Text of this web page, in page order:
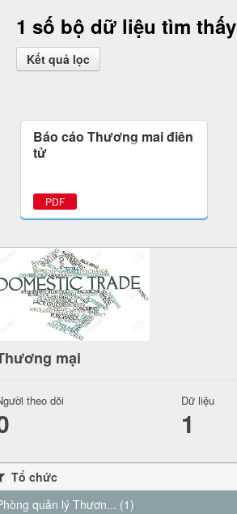
1 số bộ dữ liệu tìm thấy
Kết quả lọc
Báo cáo Thương mại điện
tử
PDF
mại
theo dõi Dữ liệu
1
Tổ chức
quản lý Thươn... (1)